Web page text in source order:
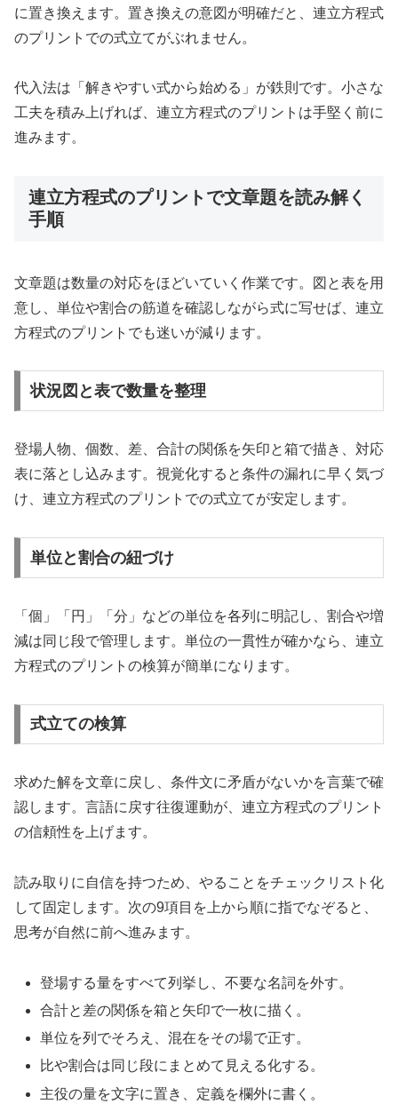
に置き換えます。置き換えの意図が明確だと、連立方程式
のプリントでの式立てがぶれません。
代入法は「解きやすい式から始める」が鉄則です。小さな
工夫を積み上げれば、連立方程式のプリントは手堅く前に
進みます。
連立方程式のプリントで文章題を読み解く
手順
文章題は数量の対応をほどいていく作業です。図と表を用
意し、単位や割合の筋道を確認しながら式に写せば、連立
方程式のプリントでも迷いが減ります。
状況図と表で数量を整理
登場人物、個数、差、合計の関係を矢印と箱で描き、対応
表に落とし込みます。視覚化すると条件の漏れに早く気づ
け、連立方程式のプリントでの式立てが安定します。
単位と割合の紐づけ
「個」「円」「分」などの単位を各列に明記し、割合や増
減は同じ段で管理します。単位の一貫性が確かなら、連立
方程式のプリントの検算が簡単になります。
式立ての検算
求めた解を文章に戻し、条件文に矛盾がないかを言葉で確
認します。言語に戻す往復運動が、連立方程式のプリント
の信頼性を上げます。
読み取りに自信を持つため、やることをチェックリスト化
して固定します。次の9項目を上から順に指でなぞると、
思考が自然に前へ進みます。
登場する量をすべて列挙し、不要な名詞を外す。
合計と差の関係を箱と矢印で一枚に描く。
単位を列でそろえ、混在をその場で正す。
比や割合は同じ段にまとめて見える化する。
主役の量を文字に置き、定義を欄外に書く。